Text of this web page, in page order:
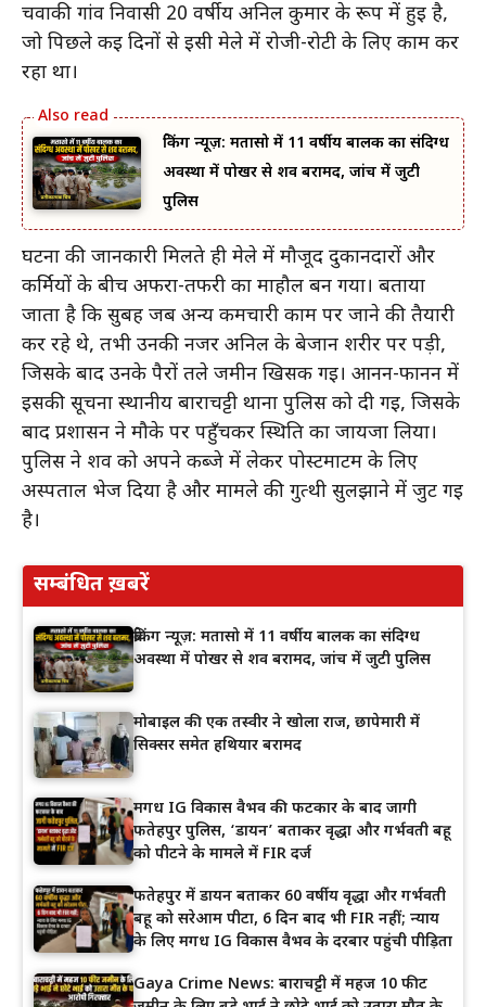
चवाकी गांव निवासी 20 वर्षीय अनिल कुमार के रूप में हुई है,
जो पिछले कई दिनों से इसी मेले में रोजी-रोटी के लिए काम कर
रहा था।
ब्रेकिंग न्यूज़: मतासो में 11 वर्षीय बालक का संदिग्ध
अवस्था में पोखर से शव बरामद, जांच में जुटी
पुलिस
घटना की जानकारी मिलते ही मेले में मौजूद दुकानदारों और
कर्मियों के बीच अफरा-तफरी का माहौल बन गया। बताया
जाता है कि सुबह जब अन्य कर्मचारी काम पर जाने की तैयारी
कर रहे थे, तभी उनकी नजर अनिल के बेजान शरीर पर पड़ी,
जिसके बाद उनके पैरों तले जमीन खिसक गई। आनन-फानन में
इसकी सूचना स्थानीय बाराचट्टी थाना पुलिस को दी गई, जिसके
बाद प्रशासन ने मौके पर पहुँचकर स्थिति का जायजा लिया।
पुलिस ने शव को अपने कब्जे में लेकर पोस्टमार्टम के लिए
अस्पताल भेज दिया है और मामले की गुत्थी सुलझाने में जुट गई
है।
सम्बंधित ख़बरें
ब्रेकिंग न्यूज़: मतासो में 11 वर्षीय बालक का संदिग्ध
अवस्था में पोखर से शव बरामद, जांच में जुटी पुलिस
मोबाइल की एक तस्वीर ने खोला राज, छापेमारी में
सिक्सर समेत हथियार बरामद
मगध IG विकास वैभव की फटकार के बाद जागी
फतेहपुर पुलिस, ‘डायन’ बताकर वृद्धा और गर्भवती बहू
को पीटने के मामले में FIR दर्ज
फतेहपुर में डायन बताकर 60 वर्षीय वृद्धा और गर्भवती
बहू को सरेआम पीटा, 6 दिन बाद भी FIR नहीं; न्याय
के लिए मगध IG विकास वैभव के दरबार पहुंची पीड़िता
Gaya Crime News: बाराचट्टी में महज 10 फीट